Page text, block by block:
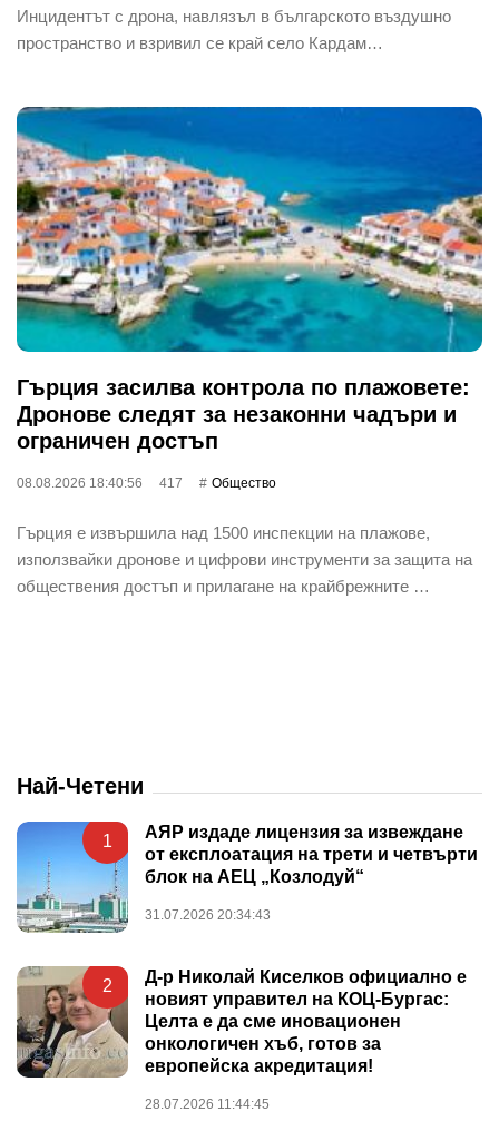
Инцидентът с дрона, навлязъл в българското въздушно
пространство и взривил се край село Кардам…
Гърция засилва контрола по плажовете:
Дронове следят за незаконни чадъри и
ограничен достъп
08.08.2026 18:40:56 417 Общество
Гърция е извършила над 1500 инспекции на плажове,
използвайки дронове и цифрови инструменти за защита на
обществения достъп и прилагане на крайбрежните …
Най-Четени
1
АЯР издаде лицензия за извеждане
от експлоатация на трети и четвърти
блок на АЕЦ „Козлодуй“
31.07.2026 20:34:43
2
Д-р Николай Киселков официално е
новият управител на КОЦ-Бургас:
Целта е да сме иновационен
онкологичен хъб, готов за
европейска акредитация!
28.07.2026 11:44:45